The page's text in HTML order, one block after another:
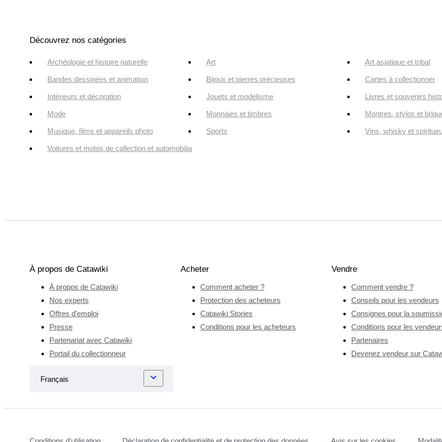
Découvrez nos catégories
Archéologie et histoire naturelle Art Art asiatique et tribal
Bandes dessinées et animation Bijoux et pierres précieuses Cartes à collectionner
Intérieurs et décoration Jouets et modélisme Livres et souvenirs
Mode Monnaies et timbres Montres, stylos et
Musique, films et appareils photo Sports Vins, whisky et
Voitures et motos de collection et automobilia
À propos de Catawiki
À propos de Catawiki
Nos experts
Offres d'emploi
Presse
Partenariat avec Catawiki
Portail du collectionneur
Acheter
Comment acheter ?
Protection des acheteurs
Catawiki Stories
Conditions pour les acheteurs
Vendre
Comment vendre ?
Conseils pour les vendeurs
Consignes pour la
Conditions pour les
Partenaires
Devenez vendeur sur